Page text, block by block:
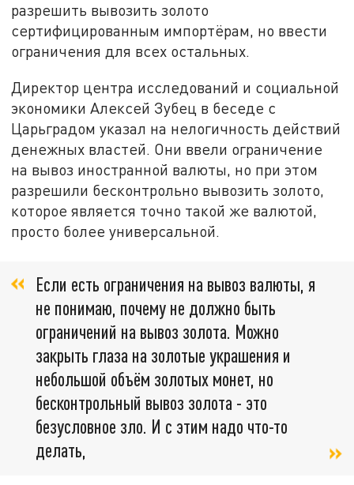
разрешить вывозить золото
сертифицированным импортёрам, но ввести
ограничения для всех остальных.
Директор центра исследований и социальной
экономики Алексей Зубец в беседе с
Царьградом указал на нелогичность действий
денежных властей. Они ввели ограничение
на вывоз иностранной валюты, но при этом
разрешили бесконтрольно вывозить золото,
которое является точно такой же валютой,
просто более универсальной.
Если есть ограничения на вывоз валюты, я
не понимаю, почему не должно быть
ограничений на вывоз золота. Можно
закрыть глаза на золотые украшения и
небольшой объём золотых монет, но
бесконтрольный вывоз золота - это
безусловное зло. И с этим надо что-то
делать,